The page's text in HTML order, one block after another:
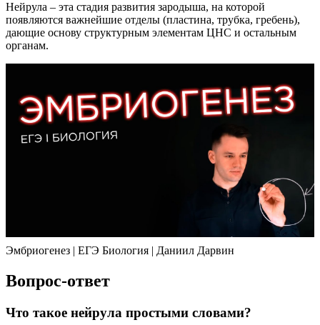
Нейрула – эта стадия развития зародыша, на которой
появляются важнейшие отделы (пластина, трубка, гребень),
дающие основу структурным элементам ЦНС и остальным
органам.
Эмбриогенез | ЕГЭ Биология | Даниил Дарвин
Вопрос-ответ
Что такое нейрула простыми словами?